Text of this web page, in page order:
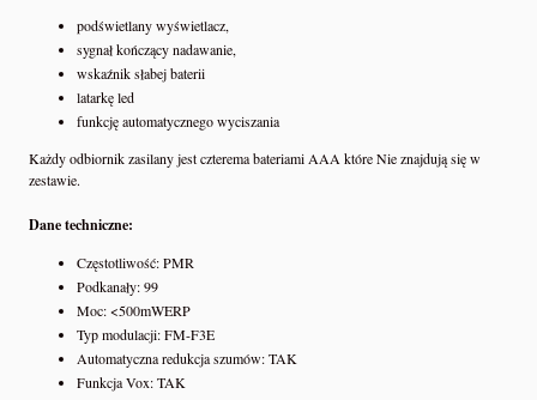
podświetlany wyświetlacz,
sygnał kończący nadawanie,
wskaźnik słabej baterii
latarkę led
funkcję automatycznego wyciszania
Każdy odbiornik zasilany jest czterema bateriami AAA które Nie znajdują się w
zestawie.
Dane techniczne:
Częstotliwość: PMR
Podkanały: 99
Moc: <500mWERP
Typ modulacji: FM-F3E
Automatyczna redukcja szumów: TAK
Funkcja Vox: TAK